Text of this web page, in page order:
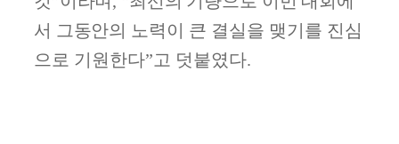
서 그동안의 노력이 큰 결실을 맺기를 진심
으로 기원한다”고 덧붙였다.